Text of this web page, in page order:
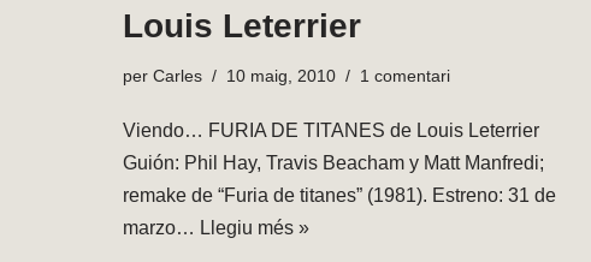
Louis Leterrier
per Carles 10 maig, 2010 1 comentari
Viendo… FURIA DE TITANES de Louis Leterrier
Guión: Phil Hay, Travis Beacham y Matt Manfredi;
remake de “Furia de titanes” (1981). Estreno: 31 de
marzo… Llegiu més »